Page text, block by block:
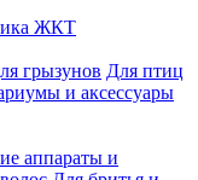
ЖКТ
грызунов Для птиц
и аксессуары
аппараты и